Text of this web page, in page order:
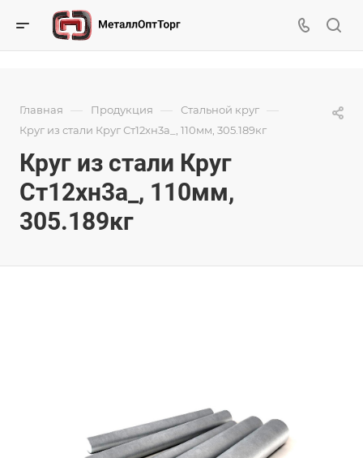
Главная — Продукция — Стальной круг —
Круг из стали Круг Ст12хн3а_, 110мм, 305.189кг
Круг из стали Круг
Ст12хн3а_, 110мм,
305.189кг